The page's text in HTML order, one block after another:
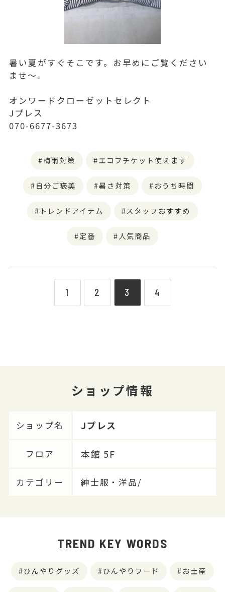
暑い夏がすぐそこです。お早めにご覧ください
ませ〜。
オンワードクローゼットセレクト
Jプレス
070-6677-3673
梅雨対策 エコフチケット使えます
自分ご褒美 暑さ対策 おうち時間
トレンドアイテム スタッフおすすめ
定番 人気商品
1 2 3 4
ショップ情報
ショップ名 Jプレス
フロア 本館 5F
カテゴリー 紳士服・洋品/
TREND KEY WORDS
ひんやりグッズ ひんやりフード お土産